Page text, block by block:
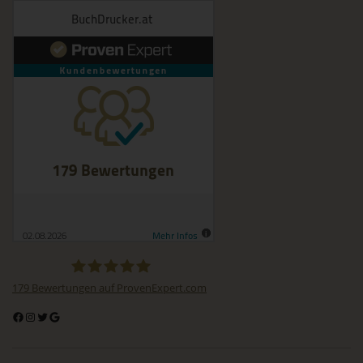
179 Bewertungen auf ProvenExpert.com
davon, ob es sich bei ihr um einen Dritten handelt oder nicht.
Untersuchungsauftrags nach dem Unionsrecht oder dem
Recht der Mitgliedstaaten möglicherweise
personenbezogene Daten erhalten, gelten jedoch nicht als
j) Dritter
Dritter ist eine natürliche oder juristische Person, Behörde,
Einrichtung oder andere Stelle außer der betroffenen Person,
die personenbezogenen Daten zu verarbeiten.
k) Einwilligung
den bestimmten Fall in informierter Weise und